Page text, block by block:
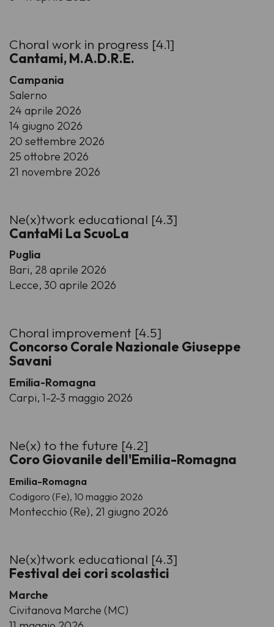
Choral work in progress [4.1]
Cantami, M.A.D.R.E.
Campania
Salerno
24 aprile 2026
14 giugno 2026
20 settembre 2026
25 ottobre 2026
21 novembre 2026
Ne(x)twork educational [4.3]
CantaMi La ScuoLa
Puglia
Bari, 28 aprile 2026
Lecce, 30 aprile 2026
Choral improvement [4.5]
Concorso Corale Nazionale Giuseppe
Savani
Emilia-Romagna
Carpi, 1-2-3 maggio 2026
Ne(x) to the future [4.2]
Coro Giovanile dell'Emilia-Romagna
Emilia-Romagna
Codigoro (Fe), 10 maggio 2026
Montecchio (Re), 21 giugno 2026
Ne(x)twork educational [4.3]
Festival dei cori scolastici
Marche
Civitanova Marche (MC)